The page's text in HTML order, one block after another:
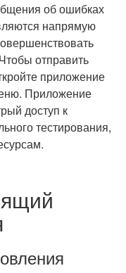
об ошибках
напрямую
отправить
приложение
Приложение
доступ к
тестирования,